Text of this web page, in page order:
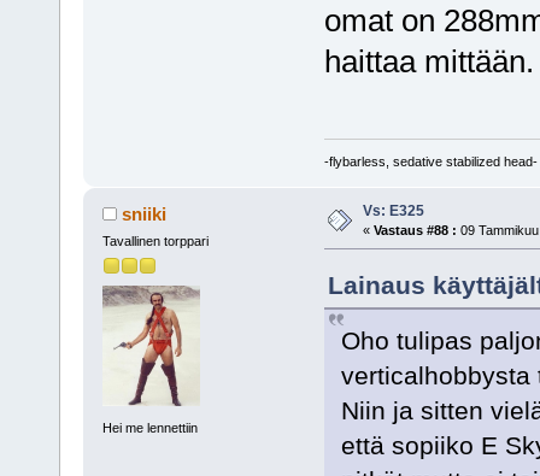
omat on
haittaa mittään.
-flybarless, sedative stabilized head-
sniiki
Tavallinen torppari
Hei me lennettiin
Vs: E325
« Vastaus #88 : 09
Lainaus
Oho tulipas
verticalhobbysta
Niin ja sitten
että sopiiko E